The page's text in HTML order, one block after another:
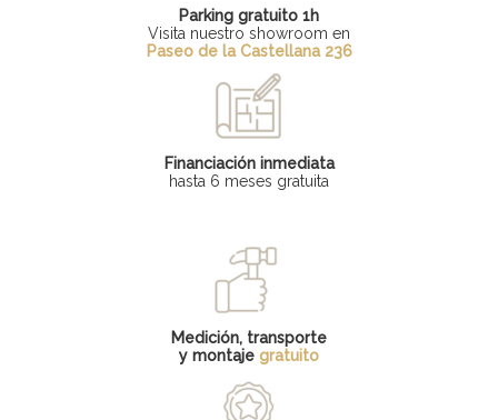
Parking gratuito 1h
Visita nuestro showroom en
Paseo de la Castellana 236
Financiación inmediata
hasta 6 meses gratuita
Medición, transporte
y montaje gratuito